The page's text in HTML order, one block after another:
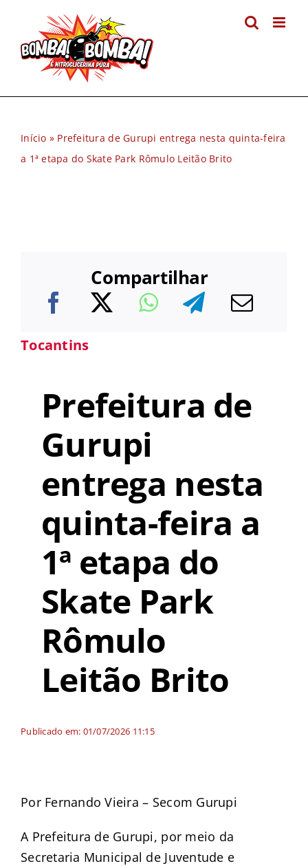
conteúdo
Início » Prefeitura de Gurupi entrega nesta quinta-feira
a 1ª etapa do Skate Park Rômulo Leitão Brito
Compartilhar
Tocantins
Prefeitura de
Gurupi
entrega nesta
quinta-feira a
1ª etapa do
Skate Park
Rômulo
Leitão Brito
Publicado em: 01/07/2026 11:15
Por Fernando Vieira – Secom Gurupi
A Prefeitura de Gurupi, por meio da
Secretaria Municipal de Juventude e